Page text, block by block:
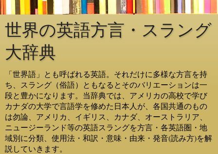
世界の英語方言・スラング
大辞典
「世界語」とも呼ばれる英語。それだけに多様な方言を持
ち、スラング（俗語）ともなるとそのバリエーションは一
段と豊かになります。当辞典では、アメリカの高校で学び
カナダの大学で言語学を修めた日本人が、各国共通のもの
は勿論、アメリカ、イギリス、カナダ、オーストラリア、
ニュージーランド等の英語スラングを方言・各英語圏・地
域別に分類、使用法・和訳・意味・由来・発音(読み方)を解
説していきます。